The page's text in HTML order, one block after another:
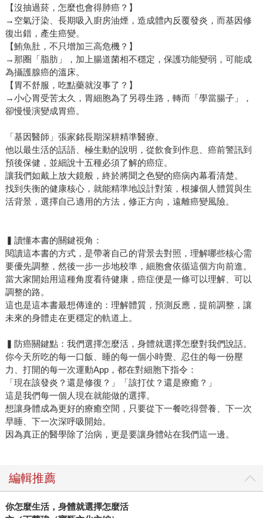
【沒抽過菸，怎麼也會得肺癌？】
→空氣汙染、長期吸入廚房油煙，造成體內反覆發炎，而基因修
復出錯，產生癌變。
【鮪魚肚，不只增加三高危機？】
→那圈「脂肪」，加上腸道菌相不穩定，保護功能變弱，可能成
為攝護腺癌的溫床。
【胃不舒服，吃點藥就沒事了？】
→小心胃受苦太久，胃細胞為了另尋生路，轉而「學當腸子」，
卻慢慢演變成胃癌。
「基因醫師」張家銘長期深耕精準醫療。
他以最生活的話語、極生動的說明，從飲食到作息、癌前警訊到
預後保健，並細說十五種必須了解的癌症。
讓我們如戴上放大鏡般，終於將聞之色變的癌病內幕看清楚。
找到失衡的健康核心，就能精準地設計對策，根據個人體質與生
活背景，選擇自己適用的方法，修正方向，遠離癌變風險。
▍讀懂本書的關鍵視角：
閱讀這本書的方式，是帶著自己的背景去對照，理解哪些核心需
要優先調整，然後一步一步地校準，細胞會依循這個方向前進。
當大家開始用這種角度看待健康，癌症便是一條可以理解、可以
調整的路。
這也是這本書最想傳達的：理解體質，預測反應，提前調整，讓
未來的身體走在更穩定的軌道上。
▍防癌關鍵點：我們選擇怎麼活，身體就選擇怎麼對我們說話。
你今天所吃的每一口飯、睡的每一個小時覺、忍住的每一份壓
力、打開的每一次運動App，都在對細胞下指令：
「現在該發炎？還是修復？」「該打仗？還是療癒？」
這是我們每一個人現在就能做的選擇。
想讓身體成為更好的療癒空間，只要從下一餐吃得營養、下一次
早睡、下一次深呼吸開始。
因為真正的醫學除了治病，更是要讓身體站在我們這一邊。
編輯推薦
你怎麼生活，身體就選擇怎麼活